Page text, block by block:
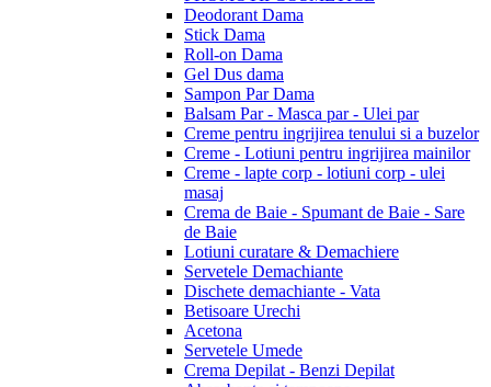
Deodorant Dama
Stick Dama
Roll-on Dama
Gel Dus dama
Sampon Par Dama
Balsam Par - Masca par - Ulei par
Creme pentru ingrijirea tenului si a buzelor
Creme - Lotiuni pentru ingrijirea mainilor
Creme - lapte corp - lotiuni corp - ulei
masaj
Crema de Baie - Spumant de Baie - Sare
de Baie
Lotiuni curatare & Demachiere
Servetele Demachiante
Dischete demachiante - Vata
Betisoare Urechi
Acetona
Servetele Umede
Crema Depilat - Benzi Depilat